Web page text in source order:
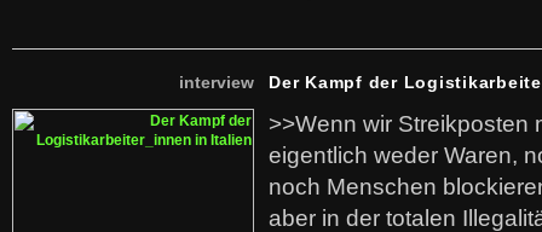
interview Der Kampf der
>>Wenn wir Streikposten
eigentlich weder Waren,
noch Menschen
aber in der totalen